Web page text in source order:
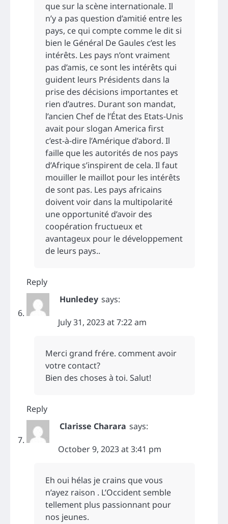
que sur la scène internationale. Il
n’y a pas question d’amitié entre les
pays, ce qui compte comme le dit si
bien le Général De Gaules c’est les
intérêts. Les pays n’ont vraiment
pas d’amis, ce sont les intérêts qui
guident leurs Présidents dans la
prise des décisions importantes et
rien d’autres. Durant son mandat,
l’ancien Chef de l’État des Etats-Unis
avait pour slogan America first
c’est-à-dire l’Amérique d’abord. Il
faille que les autorités de nos pays
d’Afrique s’inspirent de cela. Il faut
mouiller le maillot pour les intérêts
de sont pas. Les pays africains
doivent voir dans la multipolarité
une opportunité d’avoir des
coopération fructueux et
avantageux pour le développement
de leurs pays..
Reply
Hunledey says:
July 31, 2023 at 7:22 am
Merci grand frére. comment avoir
votre contact?
Bien des choses à toi. Salut!
Reply
Clarisse Charara says:
October 9, 2023 at 3:41 pm
Eh oui hélas je crains que vous
n’ayez raison . L’Occident semble
tellement plus passionnant pour
nos jeunes.